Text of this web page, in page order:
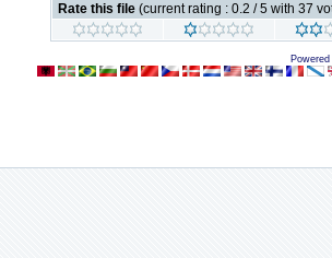
Rate this file (current rating : 0.2 / 5 with 37